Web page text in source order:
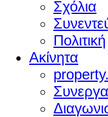
Σχόλια
Πολιτική
Ακίνητα